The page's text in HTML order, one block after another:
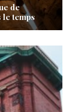
de
le temps